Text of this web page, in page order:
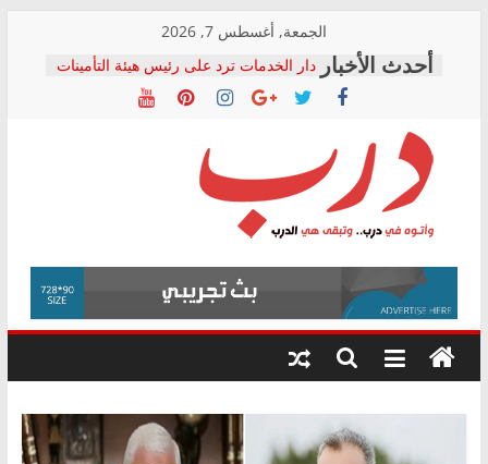
content
الجمعة, أغسطس 7, 2026
دار الخدمات ترد على رئيس هيئة التأمينات
بعد مؤتمره الصحفي: إنكار الأزمة لا ينهي
معاناة أصحاب المعاشات.. ونطالب بكشف
فرحات سليمان يكتب: القطاع الصحي إلى
أين؟
حزب التحالف الشعبي يطلق لجنة “الحق
في الصحة” بالإسكندرية لرصد الانتهاكات
ودعم المرضى
الوزاري لمدينة الصحفيين.. وانتهاء أعمال
إنشاء المبنى الإداري
المجلس القومي لحقوق الإنسان يعلن
متابعة قضية الدكتور محمد زهران.. ويؤكد:
قرينة البراءة وضمانات المحاكمة العادلة
درب
وأتوه
درب..
وتبقى
هي